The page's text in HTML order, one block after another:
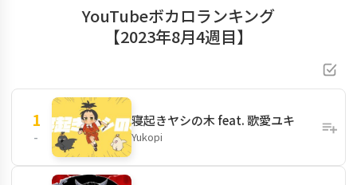
YouTubeボカロランキング
【2023年8月4週目】
1
-
寝起きヤシの木 feat. 歌愛ユキ
Yukopi